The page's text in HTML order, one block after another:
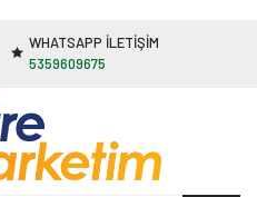
WHATSAPP İLETİŞİM
5359609675